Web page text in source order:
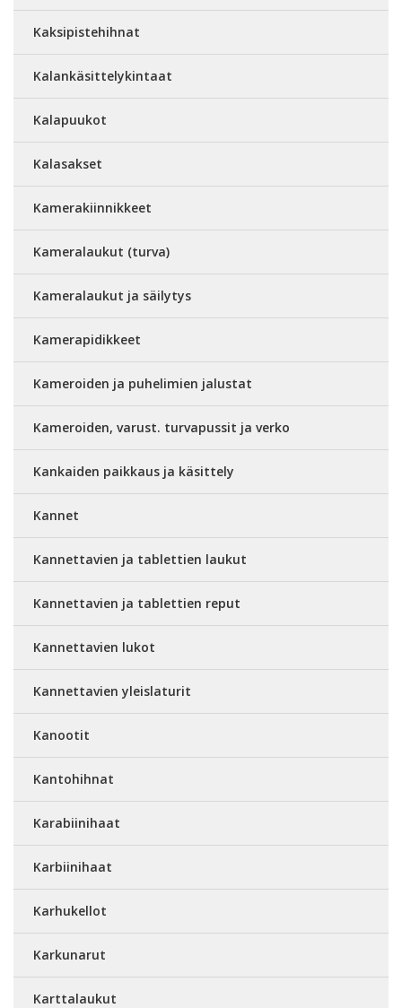
Kaksipistehihnat
Kalankäsittelykintaat
Kalapuukot
Kalasakset
Kamerakiinnikkeet
Kameralaukut (turva)
Kameralaukut ja säilytys
Kamerapidikkeet
Kameroiden ja puhelimien jalustat
Kameroiden, varust. turvapussit ja verko
Kankaiden paikkaus ja käsittely
Kannet
Kannettavien ja tablettien laukut
Kannettavien ja tablettien reput
Kannettavien lukot
Kannettavien yleislaturit
Kanootit
Kantohihnat
Karabiinihaat
Karbiinihaat
Karhukellot
Karkunarut
Karttalaukut